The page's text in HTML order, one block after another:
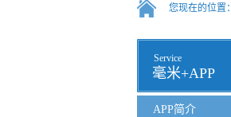
您现在的位置：
毫米+APP
Service
APP简介